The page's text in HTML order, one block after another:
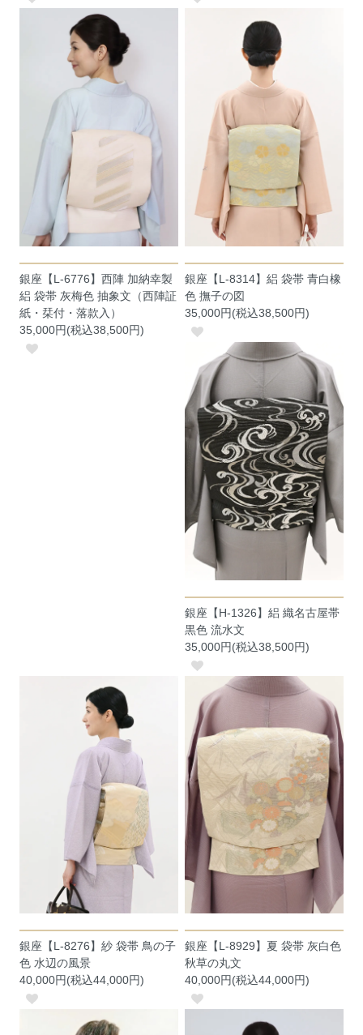
銀座【L-6776】西陣 加納幸製
絽 袋帯 灰梅色 抽象文（西陣証
紙・栞付・落款入）
35,000円(税込38,500円)
銀座【L-8314】絽 袋帯 青白橡
色 撫子の図
35,000円(税込38,500円)
銀座【H-1326】絽 織名古屋帯
黒色 流水文
35,000円(税込38,500円)
銀座【L-8276】紗 袋帯 鳥の子
色 水辺の風景
40,000円(税込44,000円)
銀座【L-8929】夏 袋帯 灰白色
秋草の丸文
40,000円(税込44,000円)